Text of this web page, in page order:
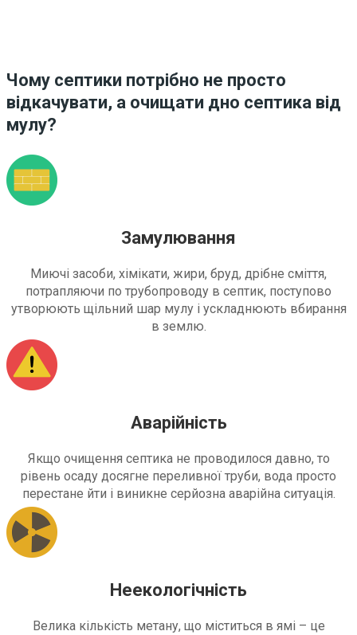
Чому септики потрібно не просто
відкачувати, а очищати дно септика від
мулу?
Замулювання
Миючі засоби, хімікати, жири, бруд, дрібне сміття,
потрапляючи по трубопроводу в септик, поступово
утворюють щільний шар мулу і ускладнюють вбирання
в землю.
Аварійність
Якщо очищення септика не проводилося давно, то
рівень осаду досягне переливної труби, вода просто
перестане йти і виникне серйозна аварійна ситуація.
Неекологічність
Велика кількість метану, що міститься в ямі – це